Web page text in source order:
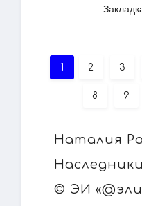
1 2 3
8 9
Наталия
Наследники
© ЭИ